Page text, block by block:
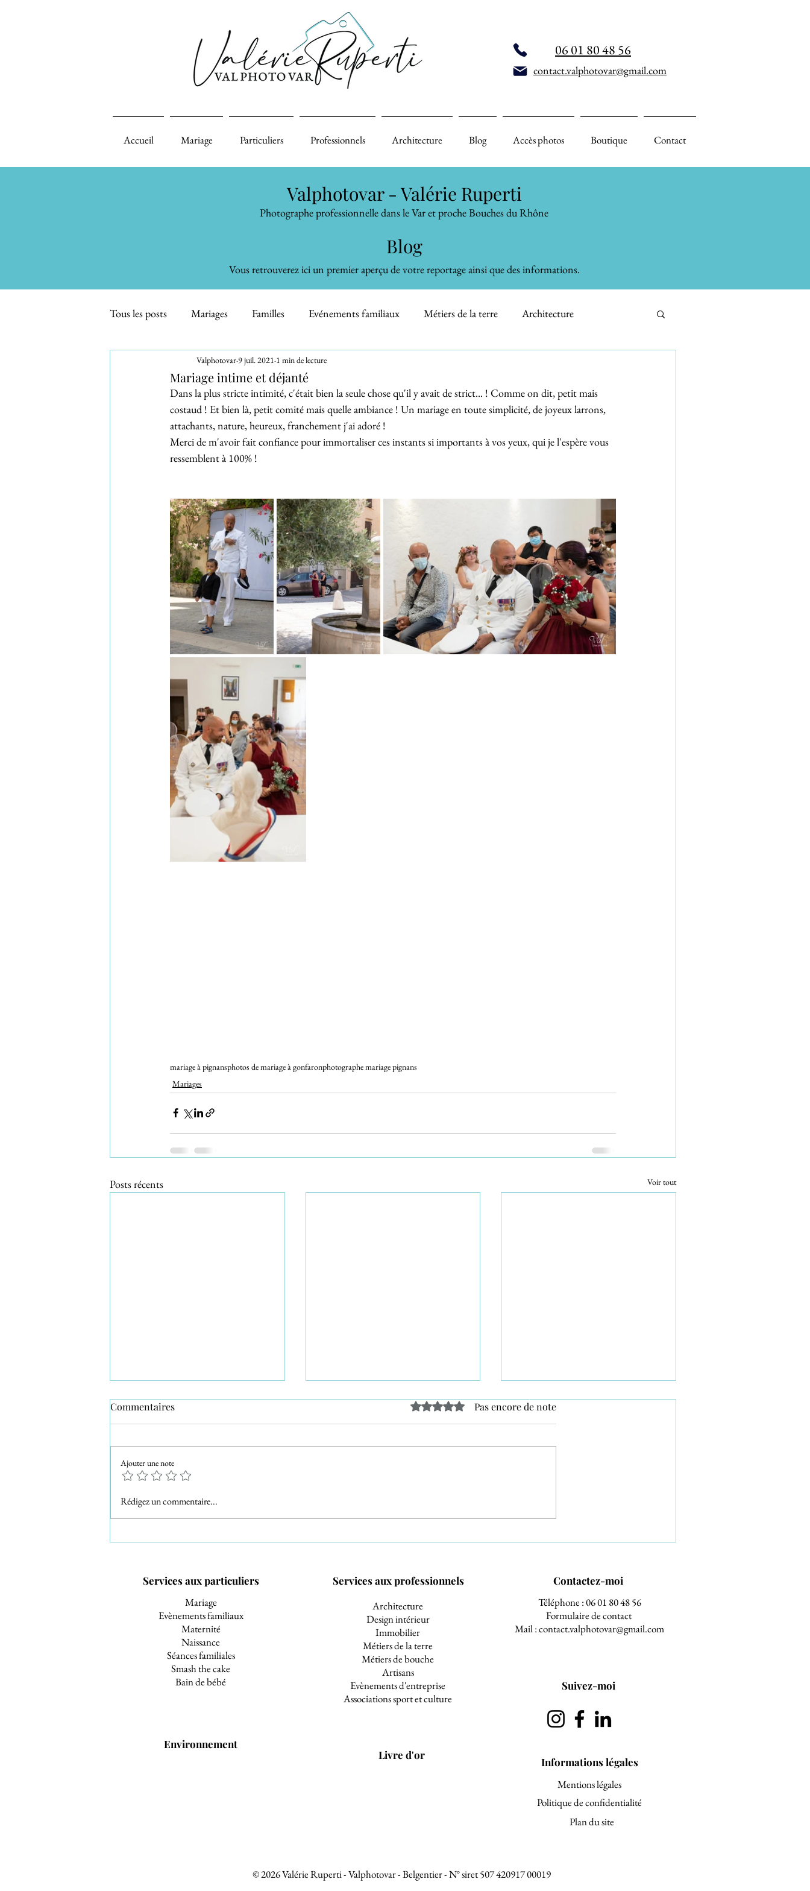
06 01 80 48 56
contact.valphotovar@gmail.com
Accueil Mariage Particuliers Professionnels Architecture Blog Accès photos Boutique Contact
Valphotovar - Valérie Ruperti
Photographe professionnelle dans le Var et proche Bouches du Rhône
Blog
Vous retrouverez ici un premier aperçu de votre reportage ainsi que des informations.
Tous les posts Mariages Familles Evénements familiaux Métiers de la terre Architecture
Maternité - Bébés Smash the Cake - Bain de Bébé
Immobilier Mini séances Nature Sport /Spectacles Informations
Mariage intime et déjanté
Valphotovar 9 juil. 2021 1 min de lecture
Dans la plus stricte intimité, c'était bien la seule chose qu'il y avait de strict... ! Comme on dit, petit mais
costaud ! Et bien là, petit comité mais quelle ambiance ! Un mariage en toute simplicité, de joyeux larrons,
attachants, nature, heureux, franchement j'ai adoré !
Merci de m'avoir fait confiance pour immortaliser ces instants si importants à vos yeux, qui je l'espère vous
ressemblent à 100% !
mariage à pignansphotos de mariage à gonfaronphotographe mariage pignans
Mariages
Posts récents Voir tout
Le mariage de Fanny et
Commentaires Noté 0 étoile sur 5.Pas encore de note
Ajouter une note
Rédigez un commentaire...
Services aux particuliers
Mariage
Evènements familiaux
Maternité
Naissance
Séances familiales
Smash the cake
Bain de bébé
Services aux professionnels
Architecture
Design intérieur
Immobilier
Métiers de la terre
Métiers de bouche
Artisans
Evènements d'entreprise
Associations sport et culture
Téléphone : 06 01 80 48 56
Formulaire de contact
Mail : contact.valphotovar@gmail.com
Contactez-moi
Suivez-moi
Environnement
Livre d'or
Informations légales
Mentions légales
Politique de confidentialité
Plan du site
© 2026 Valérie Ruperti - Valphotovar - Belgentier - N° siret 507 420917 00019